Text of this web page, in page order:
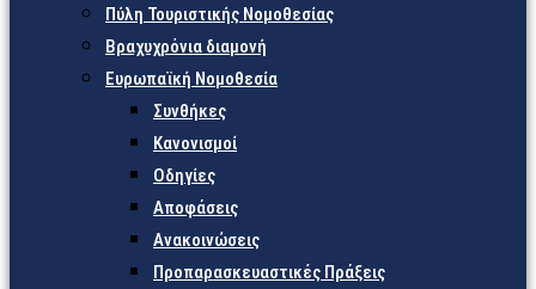
Πύλη Τουριστικής Νομοθεσίας
Βραχυχρόνια διαμονή
Ευρωπαϊκή Νομοθεσία
Συνθήκες
Κανονισμοί
Οδηγίες
Αποφάσεις
Ανακοινώσεις
Προπαρασκευαστικές Πράξεις